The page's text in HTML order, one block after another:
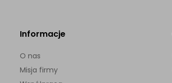
Informacje
O nas
Misja firmy